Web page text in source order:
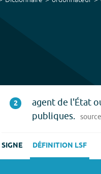
2
agent de l'État
publiques. source
SIGNE DÉFINITION LSF